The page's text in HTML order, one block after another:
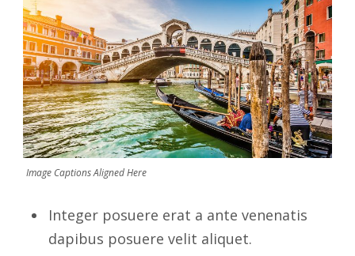
Image Captions Aligned Here
Integer posuere erat a ante venenatis
dapibus posuere velit aliquet.